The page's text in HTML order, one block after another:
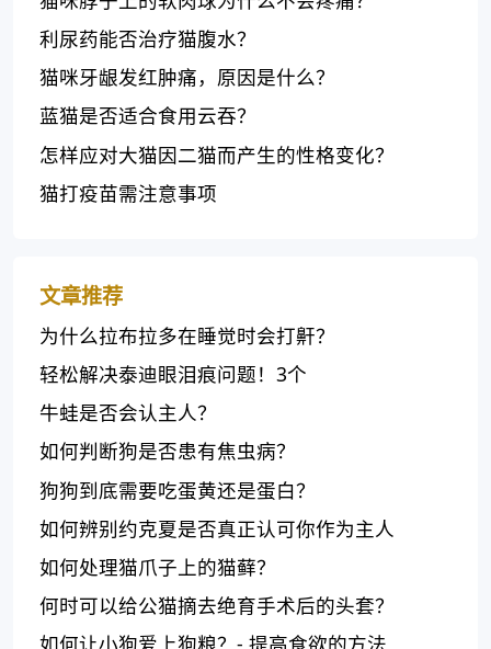
利尿药能否治疗猫腹水？
猫咪牙龈发红肿痛，原因是什么？
蓝猫是否适合食用云吞？
怎样应对大猫因二猫而产生的性格变化？
猫打疫苗需注意事项
文章推荐
为什么拉布拉多在睡觉时会打鼾？
轻松解决泰迪眼泪痕问题！3个
牛蛙是否会认主人？
如何判断狗是否患有焦虫病？
狗狗到底需要吃蛋黄还是蛋白？
如何辨别约克夏是否真正认可你作为主人
如何处理猫爪子上的猫藓？
何时可以给公猫摘去绝育手术后的头套？